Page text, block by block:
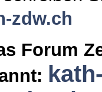
zdw.ch
Forum